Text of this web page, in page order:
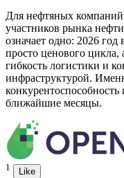
Для нефтяных
участников рынка
означает одно: 2026 год
просто ценового цикла,
гибкость логистики и
инфраструктурой.
ближайшие месяцы.
1
Like